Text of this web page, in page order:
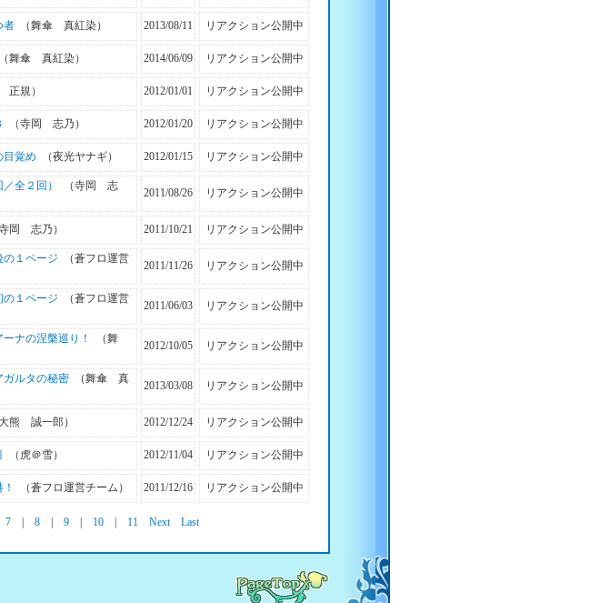
者 （舞傘 真紅染） 2013/08/11 リアクション公開中
（舞傘 真紅染） 2014/06/09 リアクション公開中
規） 2012/01/01 リアクション公開中
（寺岡 志乃） 2012/01/20 リアクション公開中
目覚め （夜光ヤナギ） 2012/01/15 リアクション公開中
全２回）
（寺岡 志
2011/08/26 リアクション公開中
岡 志乃） 2011/10/21 リアクション公開中
の１ページ （蒼フロ運営
2011/11/26 リアクション公開中
の１ページ （蒼フロ運営
2011/06/03 リアクション公開中
ナの涅槃巡り！
（舞
2012/10/05 リアクション公開中
ガルタの秘密 （舞傘 真
2013/03/08 リアクション公開中
熊 誠一郎） 2012/12/24 リアクション公開中
（虎＠雪） 2012/11/04 リアクション公開中
（蒼フロ運営チーム） 2011/12/16 リアクション公開中
7| 8| 9| 10| 11 Next Last